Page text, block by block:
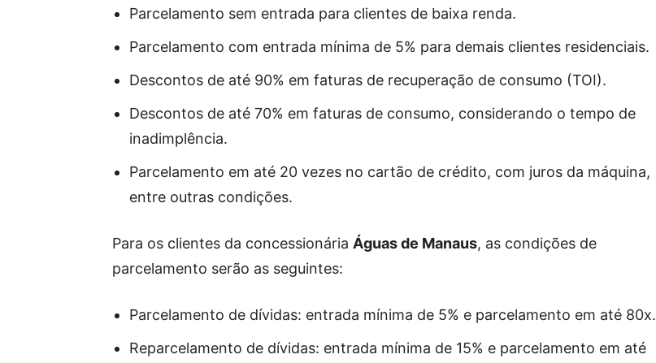
Parcelamento sem entrada para clientes de baixa renda.
Parcelamento com entrada mínima de 5% para demais clientes residenciais.
Descontos de até 90% em faturas de recuperação de consumo (TOI).
Descontos de até 70% em faturas de consumo, considerando o tempo de
inadimplência.
Parcelamento em até 20 vezes no cartão de crédito, com juros da máquina,
entre outras condições.
Para os clientes da concessionária Águas de Manaus, as condições de
parcelamento serão as seguintes:
Parcelamento de dívidas: entrada mínima de 5% e parcelamento em até 80x.
Reparcelamento de dívidas: entrada mínima de 15% e parcelamento em até